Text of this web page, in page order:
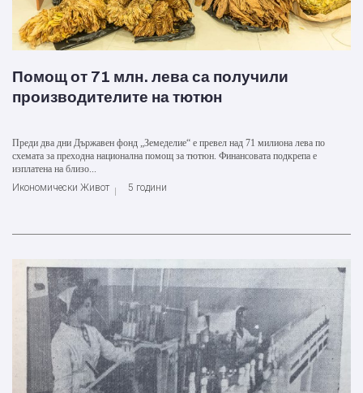
Помощ от 71 млн. лева са получили
производителите на тютюн
Преди два дни Държавен фонд „Земеделие“ е превел над 71 милиона лева по
схемата за преходна национална помощ за тютюн. Финансовата подкрепа е
изплатена на близо...
Икономически Живот
5 години